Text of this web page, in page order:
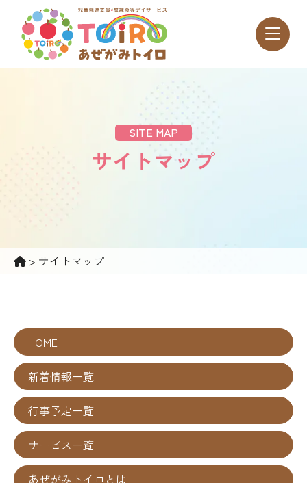
SITE MAP
サイトマップ
> サイトマップ
HOME
新着情報一覧
行事予定一覧
サービス一覧
あぜがみトイロとは